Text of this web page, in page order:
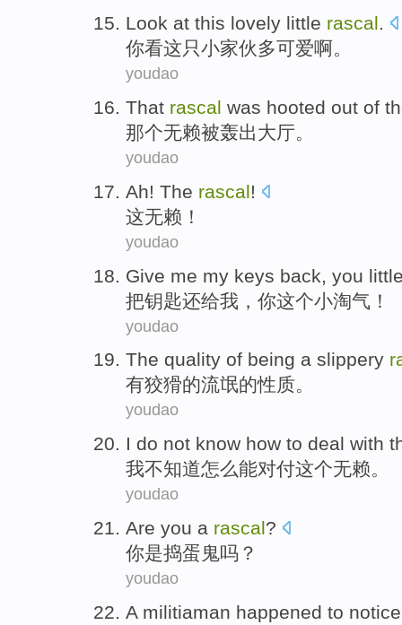
Look at this lovely little rascal.
你看这只小家伙多可爱啊。
youdao
That rascal was hooted out of
那个无赖被轰出大厅。
youdao
Ah! The rascal!
这无赖 ！
youdao
Give me my keys back you
把钥匙还给我 ， 你这个小淘气 ！
youdao
The quality of being a slippery
有狡猾的流氓的性质。
youdao
I do not know how to deal with
我不知道怎么能对付这个无赖。
youdao
Are you a rascal?
你是捣蛋鬼吗？
youdao
A militiaman happened to notice